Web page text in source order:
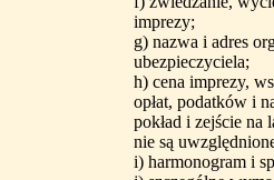
imprezy;
g) nazwa i adres
ubezpieczyciela;
h) cena imprezy,
opłat, podatków i
pokład i zejście na
nie są
i) harmonogram i